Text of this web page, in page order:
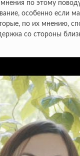
по этому
особенно
по их мнению,
со стороны